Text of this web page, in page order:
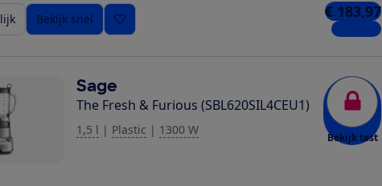
toe
Bekijk snel € 183,97
4 winkels
Sage
The Fresh & Furious (SBL620SIL4CEU1)
1,5 l | Plastic | 1300 W
Bekijk test